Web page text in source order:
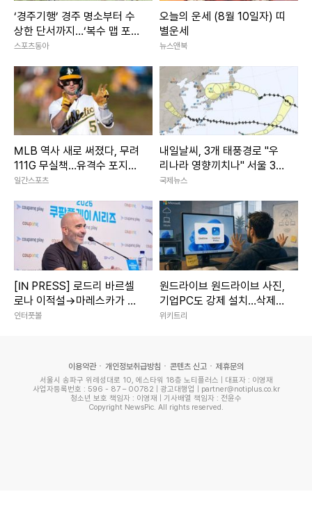
‘경주기행’ 경주 명소부터 수
상한 단서까지…‘복수 맵 포스
터’ 공개
스포츠동아
오늘의 운세 (8월 10일자) 띠
별운세
뉴스앤북
MLB 역사 새로 써졌다, 무려
111G 무실책…유격수 포지션
역대 1위 '대업'
일간스포츠
내일날씨, 3개 태풍경로 "우
리나라 영향끼치나" 서울 33
도 폭염 이어져
국제뉴스
[IN PRESS] 로드리 바르셀
로나 이적설→마레스카가 직
접 입 열었다…“업데이트 없
인터풋볼
원드라이브 원드라이브 사진,
기업PC도 강제 설치…삭제는
전체 제거뿐
위키트리
이용약관 개인정보취급방침 콘텐츠 신고 제휴문의
서울시 송파구 위례성대로 10, 에스타워 18층 노티플러스 | 대표자 : 이영재
사업자등록번호 : 596 - 87 – 00782 | 광고대행업 | partner@notiplus.co.kr
청소년 보호 책임자 : 이영재 | 기사배열 책임자 : 전윤수
Copyright NewsPic. All rights reserved.